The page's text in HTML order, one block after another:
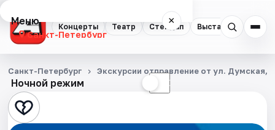
Концерты Театр Стендап Выставки
Меню ×
Санкт-Петербург
Концерты
Театр
Стендап
Ночной режим ☾
Санкт-Петербург Экскурсии отправление от ул. Думская,